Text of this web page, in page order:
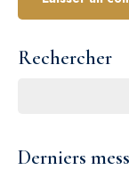
Rechercher
Derniers